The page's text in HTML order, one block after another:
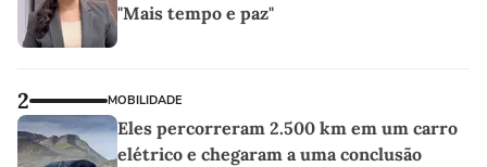
"Mais tempo e paz"
2 MOBILIDADE
Eles percorreram 2.500 km em um carro
elétrico e chegaram a uma conclusão